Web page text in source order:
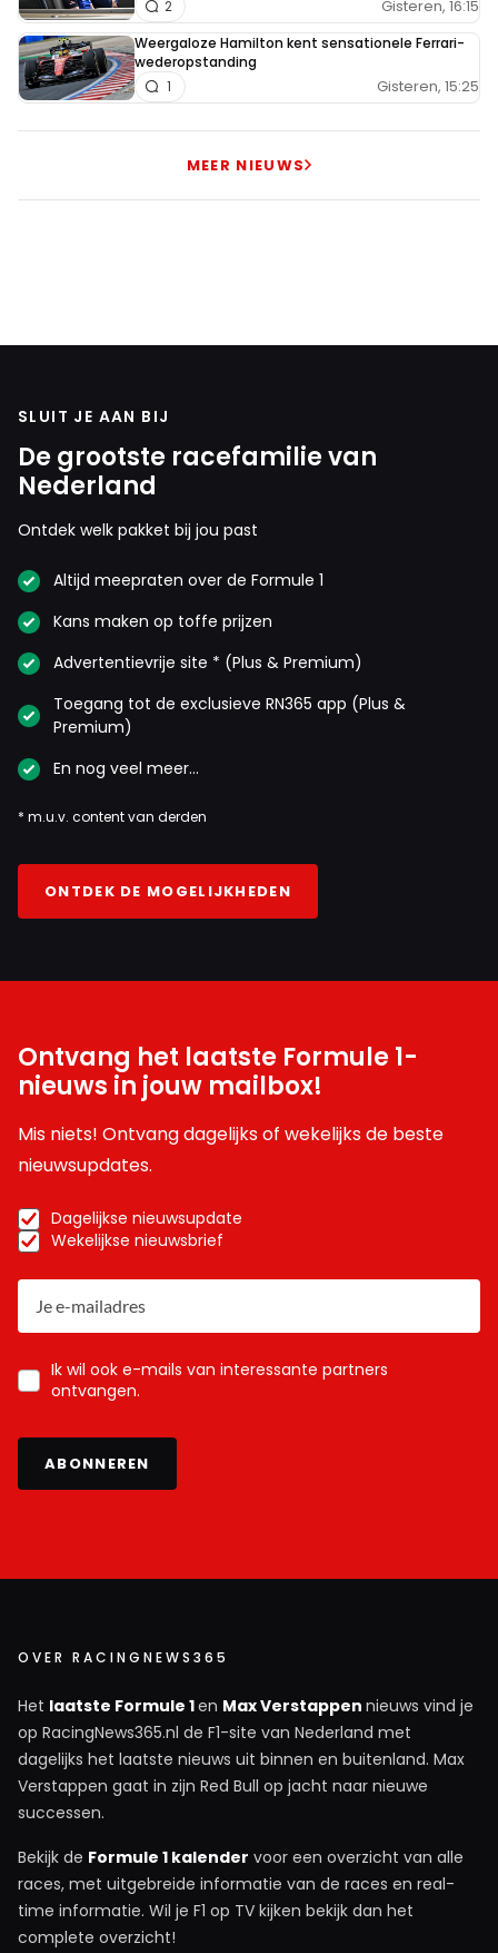
Gisteren, 16:15
2
Weergaloze Hamilton kent sensationele Ferrari-
wederopstanding
Gisteren, 15:25
1
MEER NIEUWS
SLUIT JE AAN BIJ
De grootste racefamilie van
Nederland
Ontdek welk pakket bij jou past
Altijd meepraten over de Formule 1
Kans maken op toffe prijzen
Advertentievrije site * (Plus & Premium)
Toegang tot de exclusieve RN365 app (Plus &
Premium)
En nog veel meer…
* m.u.v. content van derden
ONTDEK DE MOGELIJKHEDEN
Ontvang het laatste Formule 1-
nieuws in jouw mailbox!
Mis niets! Ontvang dagelijks of wekelijks de beste
nieuwsupdates.
Dagelijkse nieuwsupdate
Wekelijkse nieuwsbrief
Ik wil ook e-mails van interessante partners
ontvangen.
ABONNEREN
OVER RACINGNEWS365
Het laatste Formule 1en Max Verstappen nieuws vind je
op RacingNews365.nl de F1-site van Nederland met
dagelijks het laatste nieuws uit binnen en buitenland. Max
Verstappen gaat in zijn Red Bull op jacht naar nieuwe
successen.
Bekijk de Formule 1 kalender voor een overzicht van alle
races, met uitgebreide informatie van de races en real-
time informatie. Wil je F1 op TV kijken bekijk dan het
complete overzicht!